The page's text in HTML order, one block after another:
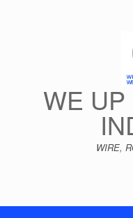
WE
WIRE,